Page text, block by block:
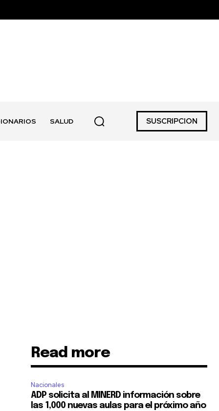
SALUD SUSCRIPCION
Read more
Nacionales
ADP solicita al MINERD información sobre
las 1,000 nuevas aulas para el próximo año